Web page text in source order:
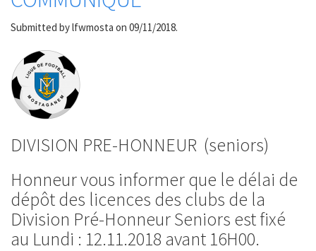
Submitted bylfwmosta on 09/11/2018.
DIVISION PRE-HONNEUR (seniors)
Honneur vous informer que le délai de
dépôt des licences des clubs de la
Division Pré-Honneur Seniors est fixé
au Lundi : 12.11.2018 avant 16H00.